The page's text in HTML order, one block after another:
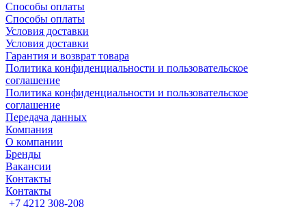
Способы оплаты
Способы оплаты
Условия доставки
Условия доставки
Гарантия и возврат товара
Политика конфиденциальности и пользовательское
соглашение
Политика конфиденциальности и пользовательское
соглашение
Передача данных
Компания
О компании
Бренды
Вакансии
Контакты
Контакты
+7 4212 308-208